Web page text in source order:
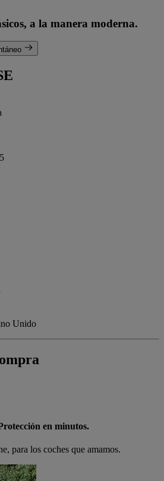
a la manera moderna.
Unido
en minutos.
para los coches que amamos.